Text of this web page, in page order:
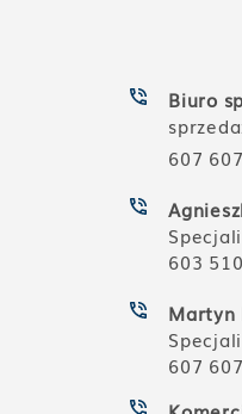
Biuro
607
603
Martyn
607